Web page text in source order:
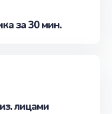
за 30 мин.
лицами